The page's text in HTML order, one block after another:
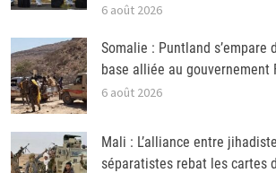
6 août 2026
Somalie : Puntland s’empare
base alliée au gouvernement
6 août 2026
Mali : L’alliance entre
séparatistes rebat les cartes